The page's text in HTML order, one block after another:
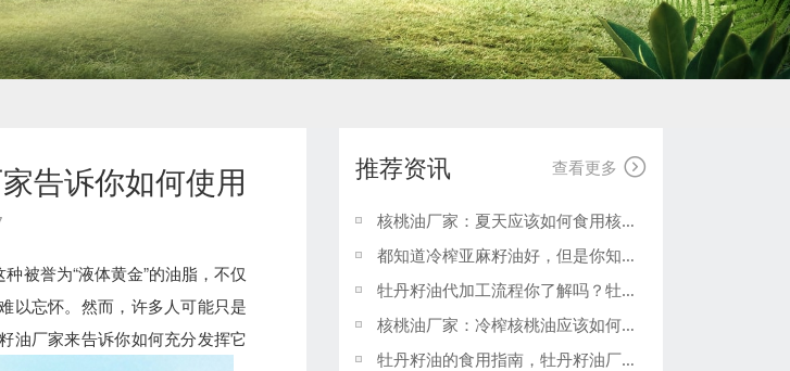
告诉你如何使用
被誉为“液体黄金”的油脂，不仅
以忘怀。然而，许多人可能只是
油厂家来告诉你如何充分发挥它
推荐资讯 查看更多 
核桃油厂家：夏天应该如何食用核桃油？
都知道冷榨亚麻籽油好，但是你知道冷榨热榨的区别吗？亚麻籽油厂家告诉你。
牡丹籽油代加工流程你了解吗？牡丹籽油厂家一般都是这样安排的！
核桃油厂家：冷榨核桃油应该如何食用？核桃油食用方法
牡丹籽油的食用指南，牡丹籽油厂家这样介绍食用方法